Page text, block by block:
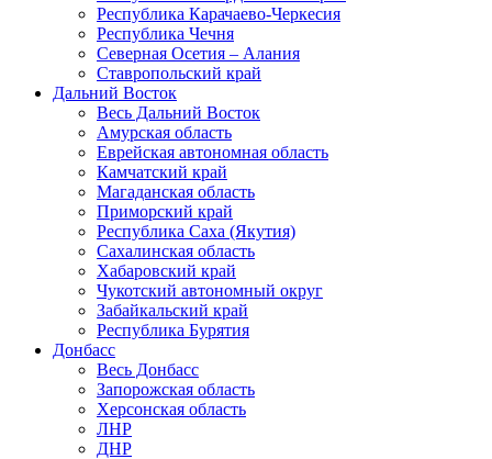
Республика Карачаево-Черкесия
Республика Чечня
Северная Осетия – Алания
Ставропольский край
Дальний Восток
Весь Дальний Восток
Амурская область
Еврейская автономная область
Камчатский край
Магаданская область
Приморский край
Республика Саха (Якутия)
Сахалинская область
Хабаровский край
Чукотский автономный округ
Забайкальский край
Республика Бурятия
Донбасс
Весь Донбасс
Запорожская область
Херсонская область
ЛНР
ДНР